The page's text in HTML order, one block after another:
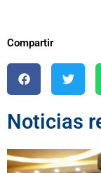
Compartir
Noticias